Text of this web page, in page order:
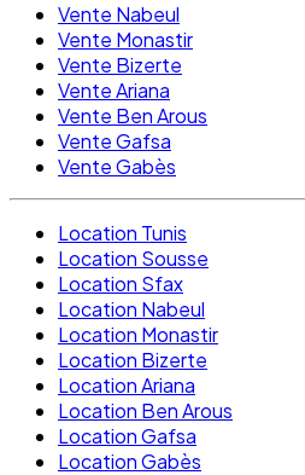
Vente Nabeul
Vente Monastir
Vente Bizerte
Vente Ariana
Vente Ben Arous
Vente Gafsa
Vente Gabès
Location Tunis
Location Sousse
Location Sfax
Location Nabeul
Location Monastir
Location Bizerte
Location Ariana
Location Ben Arous
Location Gafsa
Location Gabès